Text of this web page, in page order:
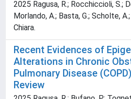
2025 Ragusa, R.; Rocchiccioli, S.;
Morlando, A.; Basta, G.; Scholte,
Chiara.
Recent Evidences of
Alterations in Chronic
Pulmonary Disease
Review